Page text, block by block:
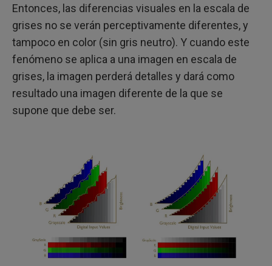
Entonces, las diferencias visuales en la escala de
grises no se verán perceptivamente diferentes, y
tampoco en color (sin gris neutro). Y cuando este
fenómeno se aplica a una imagen en escala de
grises, la imagen perderá detalles y dará como
resultado una imagen diferente de la que se
supone que debe ser.